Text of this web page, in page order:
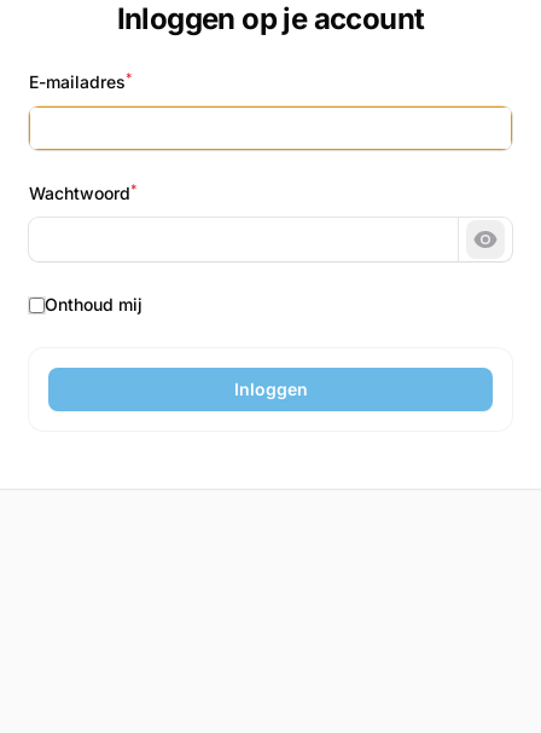
Inloggen op je account
E-mailadres*
Wachtwoord*
Onthoud mij
Inloggen